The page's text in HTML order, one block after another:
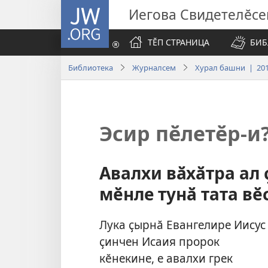
JW.ORG Иегова
ТӖП СТРАНИЦА
Библиотека Журналсем Хурал башни |
Эсир пӗлетӗр-
Авалхи вӑхӑтра
мӗнле тунӑ тата
Лука ҫырнӑ Евангелире Иисус
ҫинчен Исаия пророк
кӗнекине, е авалхи грек